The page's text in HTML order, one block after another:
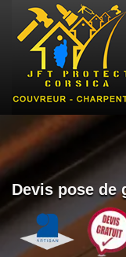
Devis pose de